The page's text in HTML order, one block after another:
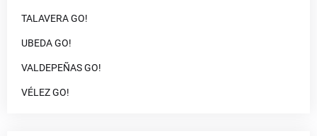
TALAVERA GO!
UBEDA GO!
VALDEPEÑAS GO!
VÉLEZ GO!